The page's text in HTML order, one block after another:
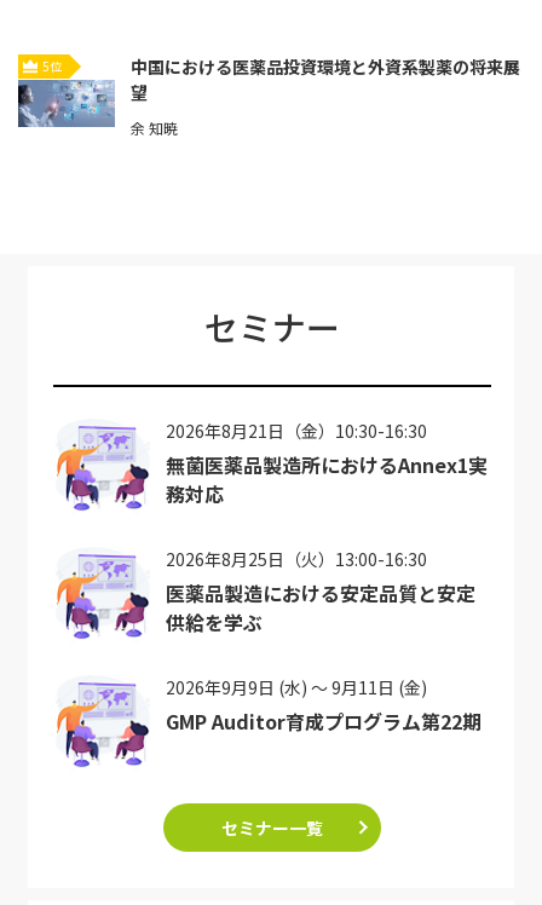
5位
中国における医薬品投資環境と外資系製薬の将来展
望
余 知暁
セミナー
2026年8月21日（金）10:30-16:30
無菌医薬品製造所におけるAnnex1実
務対応
2026年8月25日（火）13:00-16:30
医薬品製造における安定品質と安定
供給を学ぶ
2026年9月9日 (水) ～ 9月11日 (金)
GMP Auditor育成プログラム第22期
セミナー一覧